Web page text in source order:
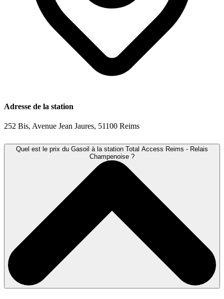
Adresse de la station
252 Bis, Avenue Jean Jaures, 51100 Reims
Quel est le prix du Gasoil à la station Total Access Reims - Relais
Champenoise ?